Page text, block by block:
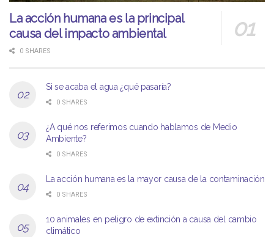
La acción humana es la principal
causa del impacto ambiental
0 SHARES
Si se acaba el agua ¿qué pasaría?
0 SHARES
¿A qué nos referimos cuando hablamos de Medio
Ambiente?
0 SHARES
La acción humana es la mayor causa de la contaminación
0 SHARES
10 animales en peligro de extinción a causa del cambio
climático